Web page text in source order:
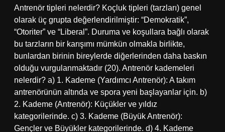
Antrenör tipleri nelerdir? Koçluk tipleri (tarzları) genel
olarak üç grupta değerlendirilmiştir: “Demokratik”,
“Otoriter” ve “Liberal”. Duruma ve koşullara bağlı olarak
bu tarzların bir karışımı mümkün olmakla birlikte,
bunlardan birinin bireylerde diğerlerinden daha baskın
olduğu vurgulanmaktadır (20). Antrenör kademeleri
nelerdir? a) 1. Kademe (Yardımcı Antrenör): A takım
antrenörünün altında ve spora yeni başlayanlar için. b)
2. Kademe (Antrenör): Küçükler ve yıldız
kategorilerinde. c) 3. Kademe (Büyük Antrenör):
Gençler ve Büyükler kategorilerinde. d) 4. Kademe